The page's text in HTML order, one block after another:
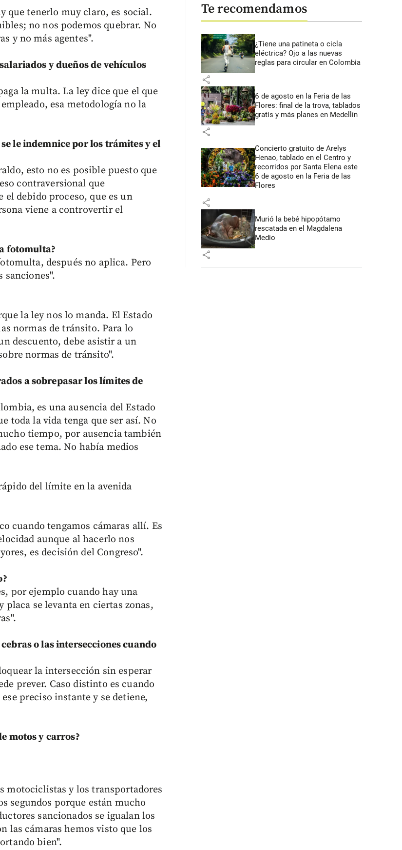
que tenerlo muy claro, es social.
no nos podemos quebrar. No
y no más agentes".
y dueños de vehículos
la multa. La ley dice que el que
esa metodología no la
le indemnice por los trámites y el
esto no es posible puesto que
contraversional que
el debido proceso, que es un
viene a controvertir el
fotomulta?
después no aplica. Pero
sanciones".
la ley nos lo manda. El Estado
normas de tránsito. Para lo
descuento, debe asistir a un
normas de tránsito".
a sobrepasar los límites de
es una ausencia del Estado
toda la vida tenga que ser así. No
tiempo, por ausencia también
ese tema. No había medios
del límite en la avenida
cuando tengamos cámaras allí. Es
aunque al hacerlo nos
es decisión del Congreso".
por ejemplo cuando hay una
se levanta en ciertas zonas,
o las intersecciones cuando
la intersección sin esperar
prever. Caso distinto es cuando
preciso instante y se detiene,
motos y carros?
motociclistas y los transportadores
segundos porque están mucho
sancionados se igualan los
las cámaras hemos visto que los
bien".
Te recomendamos
¿Tiene una patineta o cicla
eléctrica? Ojo a las nuevas
reglas para circular en Colombia
share
6 de agosto en la Feria de las
Flores: final de la trova, tablados
gratis y más planes en Medellín
share
Concierto gratuito de Arelys
Henao, tablado en el Centro y
recorridos por Santa Elena este
6 de agosto en la Feria de las
Flores
share
Murió la bebé hipopótamo
rescatada en el Magdalena
Medio
share